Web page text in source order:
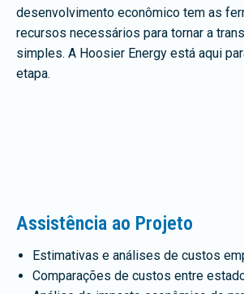
desenvolvimento econômico tem as
recursos necessários para tornar a
simples. A Hoosier Energy está aqui
etapa.
Assistência ao Projeto
Estimativas e análises de custos
Comparações de custos entre